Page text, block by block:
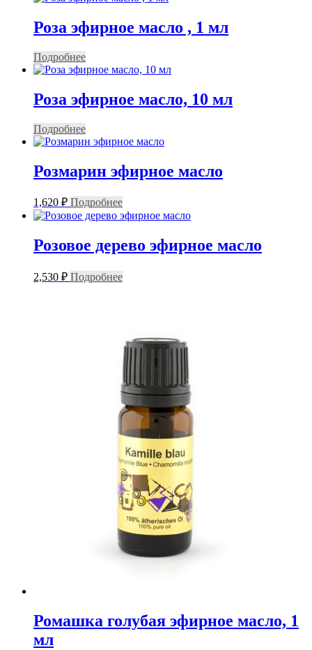
Роза эфирное масло , 1 мл
Подробнее
Роза эфирное масло, 10 мл
Подробнее
Розмарин эфирное масло
1,620 ₽ Подробнее
Розовое дерево эфирное масло
2,530 ₽ Подробнее
Ромашка голубая эфирное масло, 1
мл